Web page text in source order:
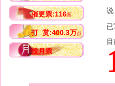
催更票:116票
打 赏:400.3万点
投月票
说
已